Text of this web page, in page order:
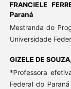
FRANCIELE
Paraná
Mestranda do
Universidade
GIZELE DE SOUZA,
*Professora
Federal do